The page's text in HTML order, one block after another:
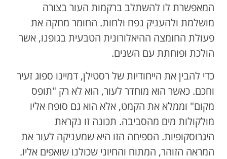
המאפשרת לו להשתלב ברקמות העור בצורה
מושלמת ולהעניק נפח ולחות. החומר מחקה את
פעולת החומצה ההיאלורונית הטבעית בגופנו, אשר
הולכת ופוחתת עם השנים.
כדי להבין את הייחודיות של רסטילן, דמיינו ספוג זעיר
וחכם. כאשר הוא מוחדר לעור, הוא לא רק "תופס
מקום" וממלא את הקמט, אלא הוא גם סופח אליו
מולקולות מים מהסביבה. תכונה זו נקראת
היגרוסקופיות. הספיחה הזו היא שמעניקה לעור את
המראה הזוהר, המתוח והחיוני שכולנו שואפים אליו.